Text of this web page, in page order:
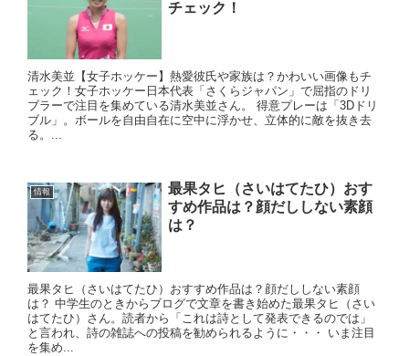
チェック！
清水美並【女子ホッケー】熱愛彼氏や家族は？かわいい画像もチ
ェック！女子ホッケー日本代表「さくらジャパン」で屈指のドリ
ブラーで注目を集めている清水美並さん。 得意プレーは「3Dドリ
ブル」。ボールを自由自在に空中に浮かせ、立体的に敵を抜き去
る。...
情報
最果タヒ（さいはてたひ）おす
すめ作品は？顔だししない素顔
は？
最果タヒ（さいはてたひ）おすすめ作品は？顔だししない素顔
は？ 中学生のときからブログで文章を書き始めた最果タヒ（さい
はてたひ）さん。読者から「これは詩として発表できるのでは」
と言われ、詩の雑誌への投稿を勧められるように・・・ いま注目
を集め...